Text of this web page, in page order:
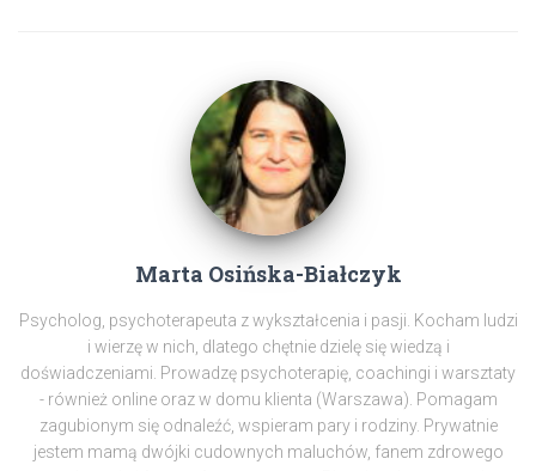
Marta Osińska-Białczyk
Psycholog, psychoterapeuta z wykształcenia i pasji. Kocham ludzi
i wierzę w nich, dlatego chętnie dzielę się wiedzą i
doświadczeniami. Prowadzę psychoterapię, coachingi i warsztaty
- również online oraz w domu klienta (Warszawa). Pomagam
zagubionym się odnaleźć, wspieram pary i rodziny. Prywatnie
jestem mamą dwójki cudownych maluchów, fanem zdrowego